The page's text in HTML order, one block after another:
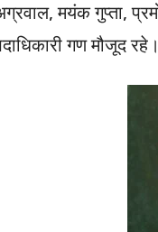
मयंक गुप्ता,
गण मौजूद रहे।